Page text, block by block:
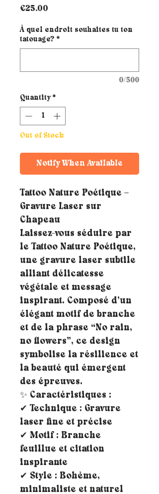
€25.00
À quel endroit souhaites tu ton
tatouage? *
0/500
Quantity *
Out of Stock
Notify When Available
Tattoo Nature Poétique –
Gravure Laser sur
Chapeau
Laissez-vous séduire par
le Tattoo Nature Poétique,
une gravure laser subtile
alliant délicatesse
végétale et message
inspirant. Composé d’un
élégant motif de branche
et de la phrase “No rain,
no flowers”, ce design
symbolise la résilience et
la beauté qui émergent
des épreuves.
✨ Caractéristiques :
✔ Technique : Gravure
laser fine et précise
✔ Motif : Branche
feuillue et citation
inspirante
✔ Style : Bohème,
minimaliste et naturel